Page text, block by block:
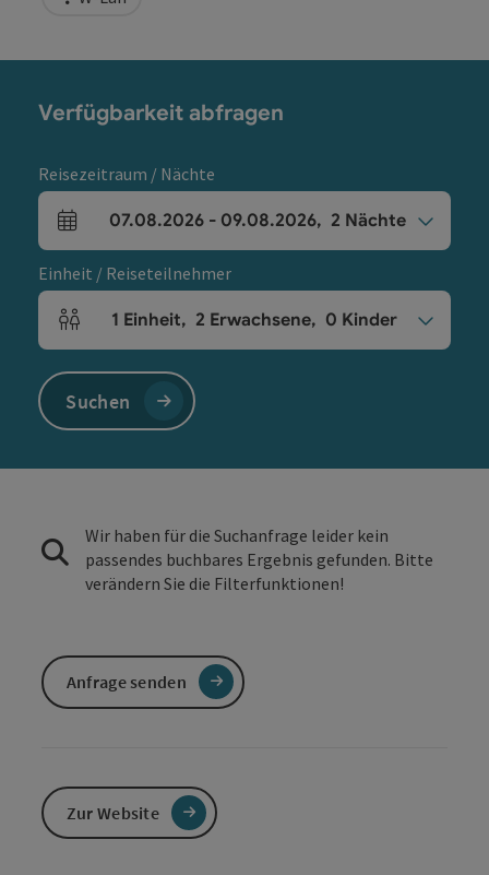
Verfügbarkeit abfragen
Reisezeitraum / Nächte
An- und Abreisefelder
07.08.2026 - 09.08.2026, 2 Nächte
Einheit / Reiseteilnehmer
Einheitenanzahl und Personenfelder
1 Einheit, 2 Erwachsene, 0 Kinder
Suchen
Wir haben für die Suchanfrage leider kein
passendes buchbares Ergebnis gefunden. Bitte
verändern Sie die Filterfunktionen!
Anfrage senden
Zur Website